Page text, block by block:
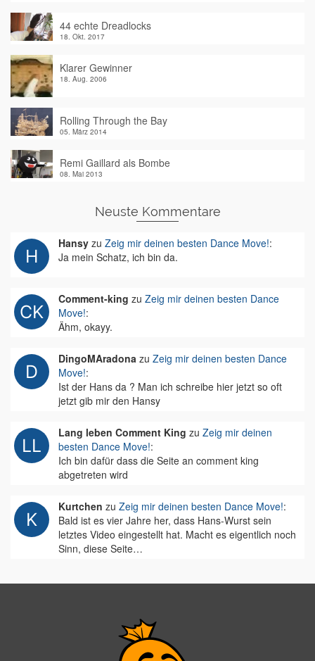
44 echte Dreadlocks
18. Okt. 2017
Klarer Gewinner
18. Aug. 2006
Rolling Through the Bay
05. März 2014
Remi Gaillard als Bombe
08. Mai 2013
Neuste Kommentare
Hansy zu Zeig mir deinen besten Dance Move!:
Ja mein Schatz, ich bin da.
Comment-king zu Zeig mir deinen besten Dance
Move!:
Ähm, okayy.
DingoMAradona zu Zeig mir deinen besten Dance
Move!:
Ist der Hans da ? Man ich schreibe hier jetzt so oft
jetzt gib mir den Hansy
Lang leben Comment King zu Zeig mir deinen
besten Dance Move!:
Ich bin dafür dass die Seite an comment king
abgetreten wird
Kurtchen zu Zeig mir deinen besten Dance Move!:
Bald ist es vier Jahre her, dass Hans-Wurst sein
letztes Video eingestellt hat. Macht es eigentlich noch
Sinn, diese Seite…